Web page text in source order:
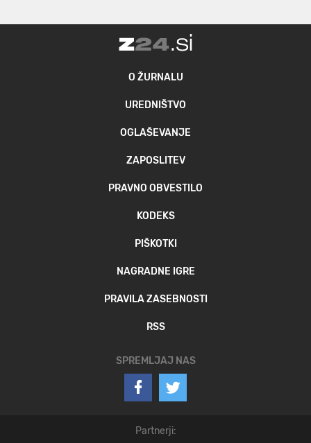
O ŽURNALU
UREDNIŠTVO
OGLAŠEVANJE
ZAPOSLITEV
PRAVNO OBVESTILO
KODEKS
PIŠKOTKI
NAGRADNE IGRE
PRAVILA ZASEBNOSTI
RSS
SPREMLJAJ NAS
Partnerji: